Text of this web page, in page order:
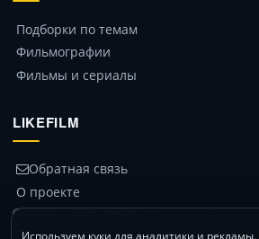
Подборки по темам
Фильмографии
Фильмы и сериалы
LIKEFILM
Обратная связь
О проекте
© 2014 – 2026 likefilm.ru
Политика конфиденциальности
Используем куки для аналитики и рекламы.